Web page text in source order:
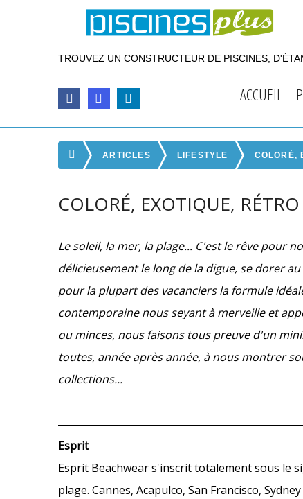
TROUVEZ UN CONSTRUCTEUR DE PISCINES,
ACCUEIL
ARTICLES LIFESTYLE COLORÉ,
COLORÉ, EXOTIQUE, RÉTRO
Le soleil, la mer, la plage... C'est le rêve pour
délicieusement le long de la digue, se dorer
pour la plupart des vacanciers la formule
contemporaine nous seyant à merveille et
ou minces, nous faisons tous preuve d'un
toutes, année après année, à nous montrer
collections...
Esprit
Esprit Beachwear s'inscrit totalement sous le
plage. Cannes, Acapulco, San Francisco,